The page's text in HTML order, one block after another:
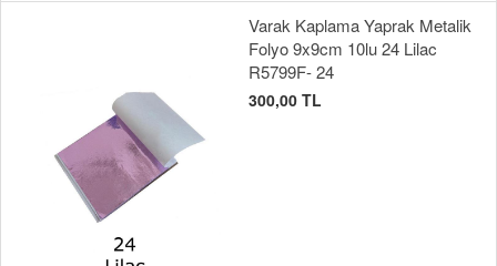
Varak Kaplama Yaprak Metalik
Folyo 9x9cm 10lu 24 Lilac
R5799F- 24
300,00 TL